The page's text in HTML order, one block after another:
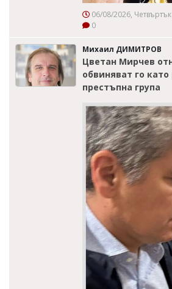
06/08/2026, Четвъртък
0
Михаил ДИМИТРОВ
Цветан Мирчев
обвиняват го
престъпна група